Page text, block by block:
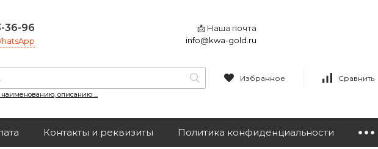
36-96
📩 Наша почта
info@kwa-gold.ru
наименованию, описанию ...
Избранное Сравнить
Контакты и реквизиты Политика конфиденциальности